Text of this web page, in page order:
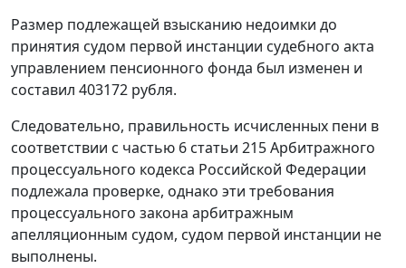
Размер подлежащей взысканию недоимки до
принятия судом первой инстанции судебного акта
управлением пенсионного фонда был изменен и
составил 403172 рубля.
Следовательно, правильность исчисленных пени в
соответствии с частью 6 статьи 215Арбитражного
процессуального кодекса Российской Федерации
подлежала проверке, однако эти требования
процессуального закона арбитражным
апелляционным судом, судом первой инстанции не
выполнены.